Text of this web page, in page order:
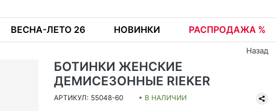
ВЕСНА-ЛЕТО 26 НОВИНКИ РАСПРОДАЖА %
Назад
БОТИНКИ ЖЕНСКИЕ
ДЕМИСЕЗОННЫЕ RIEKER
АРТИКУЛ: 55048-60 • В НАЛИЧИИ